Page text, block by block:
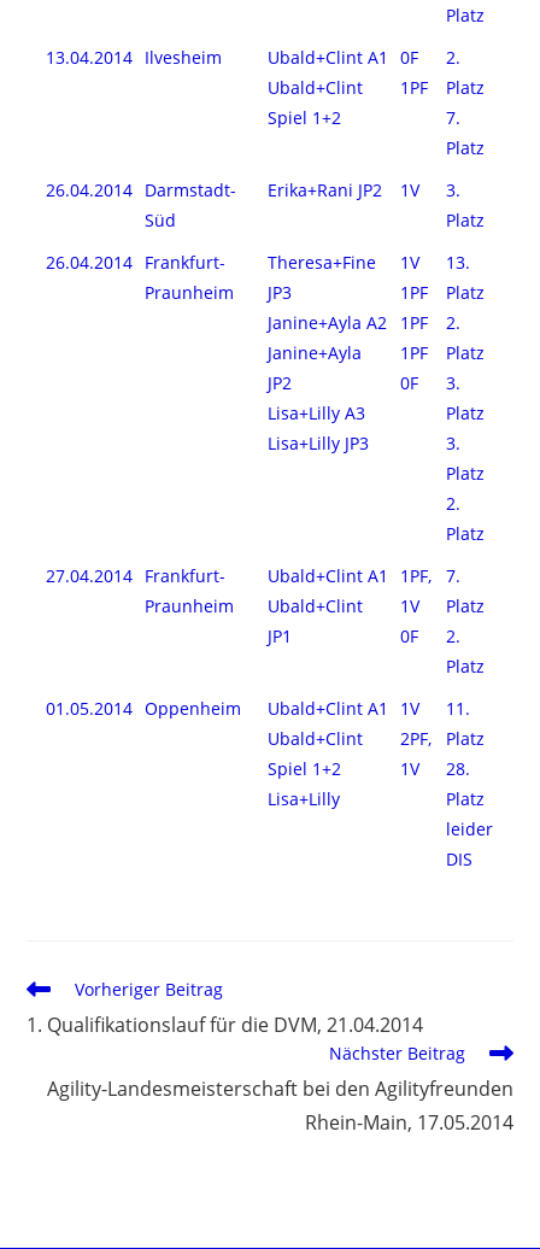
Platz
13.04.2014
Ilvesheim
Ubald+Clint A1
Ubald+Clint
Spiel 1+2
0F
1PF
2.
Platz
7.
Platz
26.04.2014
Darmstadt-
Süd
Erika+Rani JP2 1V
3.
Platz
26.04.2014
Frankfurt-
Praunheim
Theresa+Fine
JP3
Janine+Ayla A2
Janine+Ayla
JP2
Lisa+Lilly A3
Lisa+Lilly JP3
1V
1PF
1PF
1PF
0F
13.
Platz
2.
Platz
3.
Platz
3.
Platz
2.
Platz
27.04.2014
Frankfurt-
Praunheim
Ubald+Clint A1
Ubald+Clint
JP1
1PF,
1V
0F
7.
Platz
2.
Platz
01.05.2014 Oppenheim
Ubald+Clint A1
Ubald+Clint
Spiel 1+2
Lisa+Lilly
1V
2PF,
1V
11.
Platz
28.
Platz
leider
DIS
Vorheriger Beitrag
1. Qualifikationslauf für die DVM, 21.04.2014
Nächster Beitrag
Agility-Landesmeisterschaft bei den Agilityfreunden
Rhein-Main, 17.05.2014